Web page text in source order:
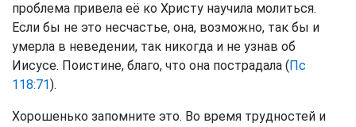
проблема привела её ко Христу научила молиться.
Если бы не это несчастье, она, возможно, так бы и
умерла в неведении, так никогда и не узнав об
Иисусе. Поистине, благо, что она пострадала ( Пс
118:71).
Хорошенько запомните это. Во время трудностей и